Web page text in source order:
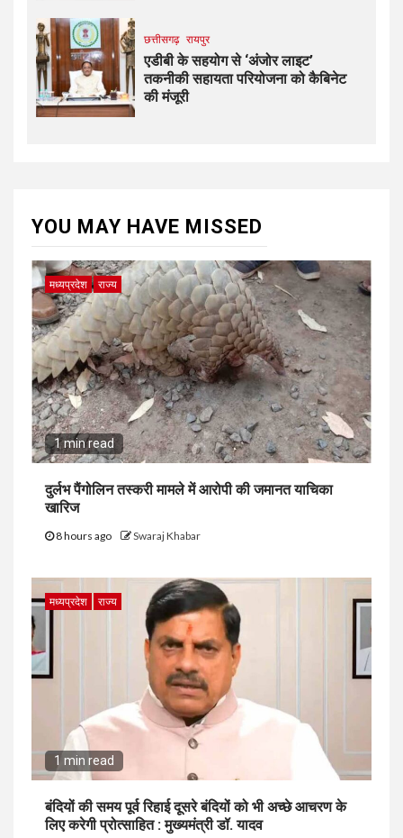
छत्तीसगढ़ रायपुर
एडीबी के सहयोग से ‘अंजोर लाइट’
तकनीकी सहायता परियोजना को कैबिनेट
की मंजूरी
YOU MAY HAVE MISSED
मध्यप्रदेश राज्य
1 min read
दुर्लभ पैंगोलिन तस्करी मामले में आरोपी की जमानत याचिका
खारिज
8 hours ago Swaraj Khabar
मध्यप्रदेश राज्य
1 min read
बंदियों की समय पूर्व रिहाई दूसरे बंदियों को भी अच्छे आचरण के
लिए करेगी प्रोत्साहित : मुख्यमंत्री डॉ. यादव